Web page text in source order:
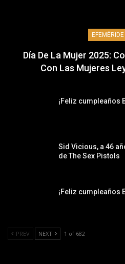
Día De La Mujer 2025:
Con Las Mujeres
¡Feliz cumpleaños
Sid Vicious, a 46
de The Sex Pistols
¡Feliz cumpleaños
PREV NEXT 1 of 682